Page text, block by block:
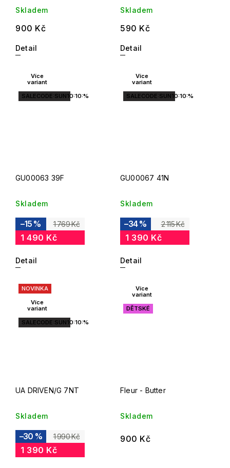
Skladem
900 Kč
Detail
Skladem
590 Kč
Detail
Více
variant
SALECODE:SUN10:10:%
GU00063 39F
Skladem
1 769 Kč
–15 %
1 490 Kč
Detail
Více
variant
SALECODE:SUN10:10:%
GU00067 41N
Skladem
2 115 Kč
–34 %
1 390 Kč
Detail
NOVINKA
Více
variant
SALECODE:SUN10:10:%
UA DRIVEN/G 7NT
Skladem
1 990 Kč
–30 %
1 390 Kč
Více
variant
DĚTSKÉ
Fleur - Butter
Skladem
900 Kč